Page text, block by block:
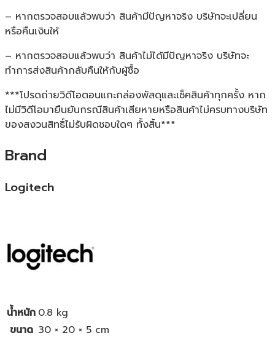
– หากตรวจสอบแล้วพบว่า สินค้ามีปัญหาจริง บริษัทจะเปลี่ยน
หรือคืนเงินให้
– หากตรวจสอบแล้วพบว่า สินค้าไม่ได้มีปัญหาจริง บริษัทจะ
ทำการส่งสินค้ากลับคืนให้กับผู้ซื้อ
***โปรดถ่ายวิดีโอตอนแกะกล่องพัสดุและเช็คสินค้าทุกครั้ง หาก
ไม่มีวิดีโอมายืนยันกรณีสินค้าเสียหายหรือสินค้าไม่ครบทางบริษัท
ของสงวนสิทธิ์ไม่รับผิดชอบใดๆ ทั้งสิ้น***
Brand
Logitech
น้ำหนัก 0.8 kg
ขนาด 30 × 20 × 5 cm